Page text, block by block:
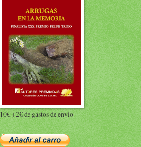
10€ +2€ de gastos de envío